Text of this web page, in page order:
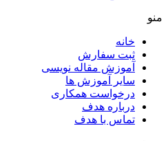
منو
خانه
ثبت سفارش
آموزش مقاله نویسی
سایر آموزش ها
درخواست همکاری
درباره هدف
تماس با هدف